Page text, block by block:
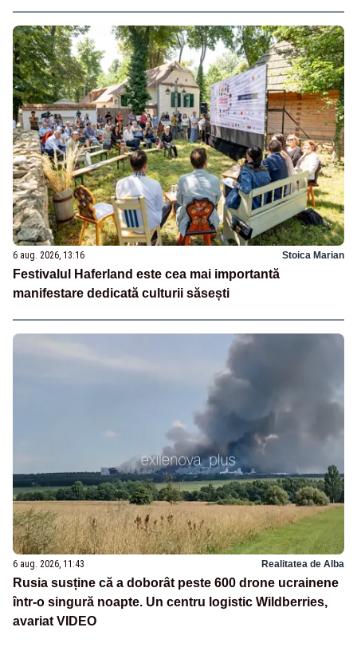
6 aug. 2026, 13:16 Stoica Marian
Festivalul Haferland este cea mai importantă
manifestare dedicată culturii săsești
6 aug. 2026, 11:43 Realitatea de Alba
Rusia susține că a doborât peste 600 drone ucrainene
într-o singură noapte. Un centru logistic Wildberries,
avariat VIDEO